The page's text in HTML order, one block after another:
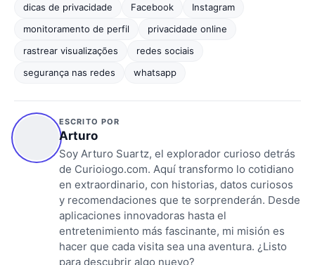
dicas de privacidade
Facebook
Instagram
monitoramento de perfil
privacidade online
rastrear visualizações
redes sociais
segurança nas redes
whatsapp
ESCRITO POR
Arturo
Soy Arturo Suartz, el explorador curioso detrás
de Curioiogo.com. Aquí transformo lo cotidiano
en extraordinario, con historias, datos curiosos
y recomendaciones que te sorprenderán. Desde
aplicaciones innovadoras hasta el
entretenimiento más fascinante, mi misión es
hacer que cada visita sea una aventura. ¿Listo
para descubrir algo nuevo?